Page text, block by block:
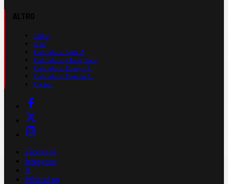
Video
Foto
Calendario Serie A
Calendario Champions
Calendario Europa L.
Calendario Premier L.
Casinò
Facebook
Instagram
X
WhatsApp